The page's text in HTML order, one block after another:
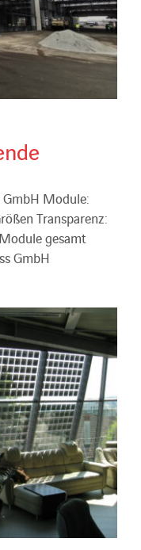
GmbH Module:
Transparenz:
gesamt
GmbH